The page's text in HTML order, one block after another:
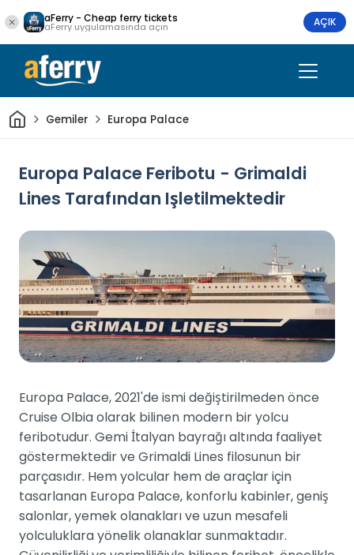
aFerry - Cheap ferry tickets
aFerry uygulamasında açın AÇIK
Ev Gemiler Europa Palace
Europa Palace Feribotu - Grimaldi
Lines Tarafından Işletilmektedir
Europa Palace, 2021'de ismi değiştirilmeden önce
Cruise Olbia olarak bilinen modern bir yolcu
feribotudur. Gemi İtalyan bayrağı altında faaliyet
göstermektedir ve Grimaldi Lines filosunun bir
parçasıdır. Hem yolcular hem de araçlar için
tasarlanan Europa Palace, konforlu kabinler, geniş
salonlar, yemek olanakları ve uzun mesafeli
yolculuklara yönelik olanaklar sunmaktadır.